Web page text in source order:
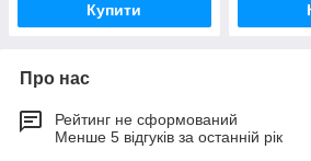
Купити
Про нас
Рейтинг не сформований
Менше 5 відгуків за останній рік